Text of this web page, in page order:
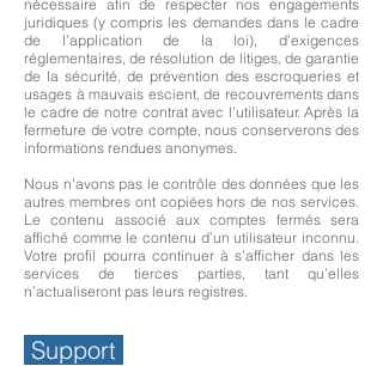
nécessaire afin de respecter nos engagements
juridiques (y compris les demandes dans le cadre
de l’application de la loi), d’exigences
réglementaires, de résolution de litiges, de garantie
de la sécurité, de prévention des escroqueries et
usages à mauvais escient, de recouvrements dans
le cadre de notre contrat avec l’utilisateur. Après la
fermeture de votre compte, nous conserverons des
informations rendues anonymes.
Nous n’avons pas le contrôle des données que les
autres membres ont copiées hors de nos services.
Le contenu associé aux comptes fermés sera
affiché comme le contenu d’un utilisateur inconnu.
Votre profil pourra continuer à s’afficher dans les
services de tierces parties, tant qu’elles
n’actualiseront pas leurs registres.
Support